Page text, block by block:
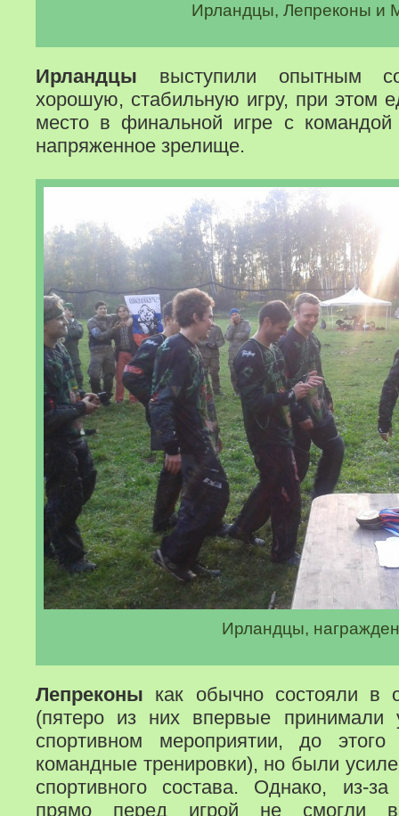
Ирландцы, Лепреконы и
Ирландцы выступили опытным
хорошую, стабильную игру, при этом
место в финальной игре с
напряженное зрелище.
Ирландцы,
Лепреконы как обычно состояли в
(пятеро из них впервые принимали
спортивном мероприятии, до
командные тренировки), но были
спортивного состава. Однако, из-за
прямо перед игрой не смогли